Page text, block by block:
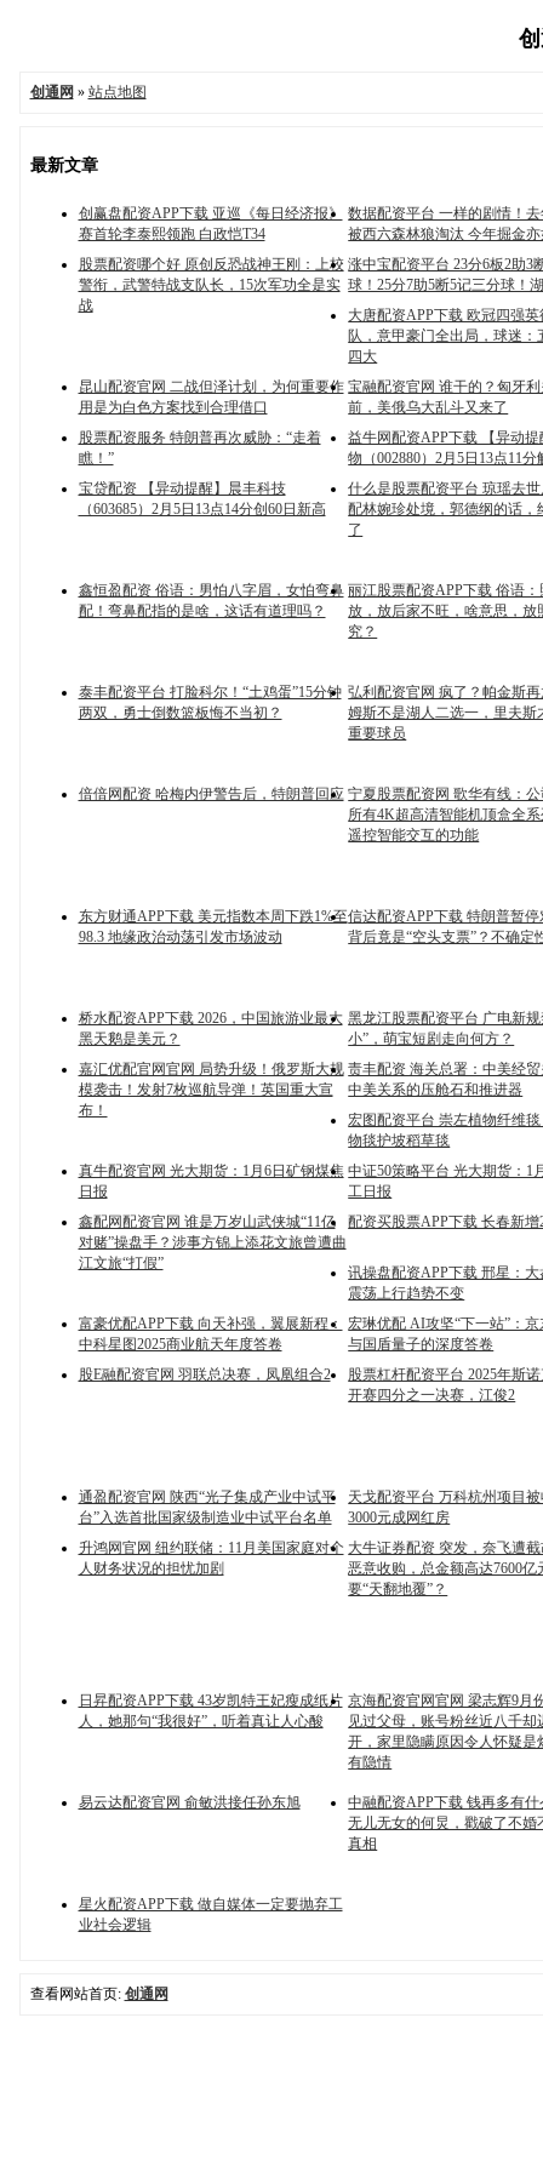
创通网 » 站点地图
最新文章
创赢盘配资APP下载 亚巡《每日经济报》
赛首轮李泰熙领跑 白政恺T34
数据配资平台 一样的剧情！
被西六森林狼淘汰 今年掘金
股票配资哪个好 原创反恐战神王刚：上校
警衔，武警特战支队长，15次军功全是实
战
涨中宝配资平台 23分6板2助3
球！25分7助5断5记三分球！
大唐配资APP下载 欧冠四强
队，意甲豪门全出局，球迷：
四大
昆山配资官网 二战但泽计划，为何重要作
用是为白色方案找到合理借口
宝融配资官网 谁干的？匈牙
前，美俄乌大乱斗又来了
股票配资服务 特朗普再次威胁：“走着
瞧！”
益牛网配资APP下载 【异动
物（002880）2月5日13点11
宝贷配资 【异动提醒】晨丰科技
（603685）2月5日13点14分创60日新高
什么是股票配资平台 琼瑶去
配林婉珍处境，郭德纲的话，
了
鑫恒盈配资 俗语：男怕八字眉，女怕弯鼻
配！弯鼻配指的是啥，这话有道理吗？
丽江股票配资APP下载 俗语
放，放后家不旺，啥意思，放
究？
泰丰配资平台 打脸科尔！“土鸡蛋”15分钟
两双，勇士倒数篮板悔不当初？
弘利配资官网 疯了？帕金斯
姆斯不是湖人二选一，里夫斯
重要球员
倍倍网配资 哈梅内伊警告后，特朗普回应 宁夏股票配资网 歌华有线：
所有4K超高清智能机顶盒全
遥控智能交互的功能
东方财通APP下载 美元指数本周下跌1%至
98.3 地缘政治动荡引发市场波动
信达配资APP下载 特朗普暂
背后竟是“空头支票”？不确定
桥水配资APP下载 2026，中国旅游业最大
黑天鹅是美元？
黑龙江股票配资平台 广电新规
小”，萌宝短剧走向何方？
嘉汇优配官网官网 局势升级！俄罗斯大规
模袭击！发射7枚巡航导弹！英国重大宣
布！
责丰配资 海关总署：中美经
中美关系的压舱石和推进器
宏图配资平台 崇左植物纤维
物毯护坡稻草毯
真牛配资官网 光大期货：1月6日矿钢煤焦
日报
中证50策略平台 光大期货：1
工日报
鑫配网配资官网 谁是万岁山武侠城“11亿
对赌”操盘手？涉事方锦上添花文旅曾遭曲
江文旅“打假”
配资买股票APP下载 长春新增
讯操盘配资APP下载 邢星：
震荡上行趋势不变
富豪优配APP下载 向天补强，翼展新程：
中科星图2025商业航天年度答卷
宏琳优配 AI攻坚“下一站”：
与国盾量子的深度答卷
股E融配资官网 羽联总决赛，凤凰组合2
股票杠杆配资平台 2025年斯
开赛四分之一决赛，江俊2
通盈配资官网 陕西“光子集成产业中试平
台”入选首批国家级制造业中试平台名单
天戈配资平台 万科杭州项目
3000元成网红房
升鸿网官网 纽约联储：11月美国家庭对个
人财务状况的担忧加剧
大牛证券配资 突发，奈飞遭
恶意收购，总金额高达7600亿
要“天翻地覆”？
日昇配资APP下载 43岁凯特王妃瘦成纸片
人，她那句“我很好”，听着真让人心酸
京海配资官网官网 梁志辉9月
见过父母，账号粉丝近八千却
开，家里隐瞒原因令人怀疑是
有隐情
易云达配资官网 俞敏洪接任孙东旭
中融配资APP下载 钱再多有什
无儿无女的何炅，戳破了不婚
真相
星火配资APP下载 做自媒体一定要抛弃工
业社会逻辑
查看网站首页: 创通网